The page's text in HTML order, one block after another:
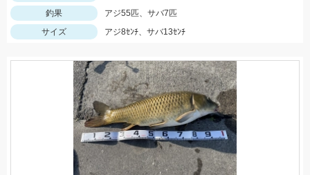
釣果
アジ55匹、サバ7匹
サイズ
アジ8ｾﾝﾁ、サバ13ｾﾝﾁ